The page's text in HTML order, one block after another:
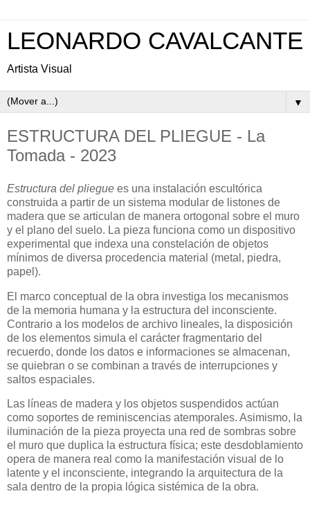
LEONARDO CAVALCANTE
Artista Visual
▼
ESTRUCTURA DEL PLIEGUE - La
Tomada - 2023
Estructura del pliegue es una instalación escultórica
construida a partir de un sistema modular de listones de
madera que se articulan de manera ortogonal sobre el muro
y el plano del suelo. La pieza funciona como un dispositivo
experimental que indexa una constelación de objetos
mínimos de diversa procedencia material (metal, piedra,
papel).
El marco conceptual de la obra investiga los mecanismos
de la memoria humana y la estructura del inconsciente.
Contrario a los modelos de archivo lineales, la disposición
de los elementos simula el carácter fragmentario del
recuerdo, donde los datos e informaciones se almacenan,
se quiebran o se combinan a través de interrupciones y
saltos espaciales.
Las líneas de madera y los objetos suspendidos actúan
como soportes de reminiscencias atemporales. Asimismo, la
iluminación de la pieza proyecta una red de sombras sobre
el muro que duplica la estructura física; este desdoblamiento
opera de manera real como la manifestación visual de lo
latente y el inconsciente, integrando la arquitectura de la
sala dentro de la propia lógica sistémica de la obra.